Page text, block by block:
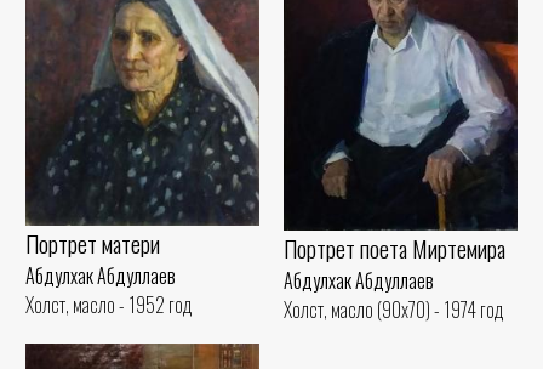
Портрет поета Миртемира
Абдулхак Абдуллаев
Холст, масло (90x70) - 1974 год
Портрет матери
Абдулхак Абдуллаев
Холст, масло - 1952 год